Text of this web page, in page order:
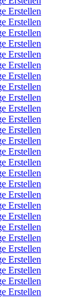
Erstellen
Erstellen
Erstellen
Erstellen
Erstellen
Erstellen
Erstellen
Erstellen
Erstellen
Erstellen
Erstellen
Erstellen
Erstellen
Erstellen
Erstellen
Erstellen
Erstellen
Erstellen
Erstellen
Erstellen
Erstellen
Erstellen
Erstellen
Erstellen
Erstellen
Erstellen
Erstellen